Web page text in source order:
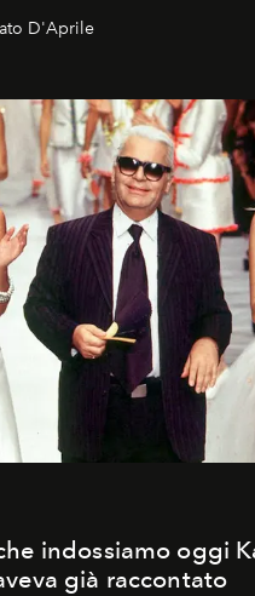
D'Aprile
indossiamo oggi
già raccontato